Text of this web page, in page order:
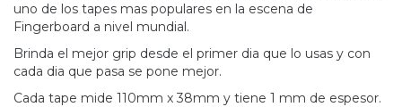
uno de los tapes mas populares en la escena de
Fingerboard a nivel mundial.
Brinda el mejor grip desde el primer dia que lo usas y con
cada dia que pasa se pone mejor.
Cada tape mide 110mm x 38mm y tiene 1 mm de espesor.